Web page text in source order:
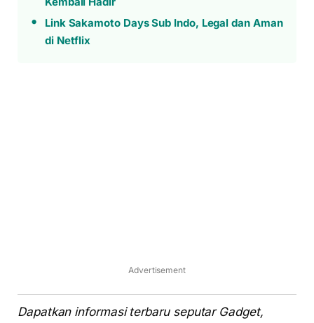
Link Sakamoto Days Sub Indo, Legal dan Aman
di Netflix
Advertisement
Dapatkan informasi terbaru seputar Gadget,